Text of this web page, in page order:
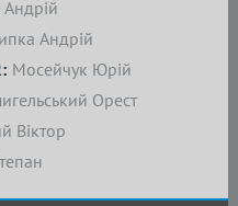
Віктор
Орест
Андрій
Мосейчук Юрій